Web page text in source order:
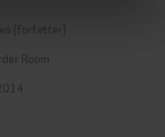
(forfatter)
Room